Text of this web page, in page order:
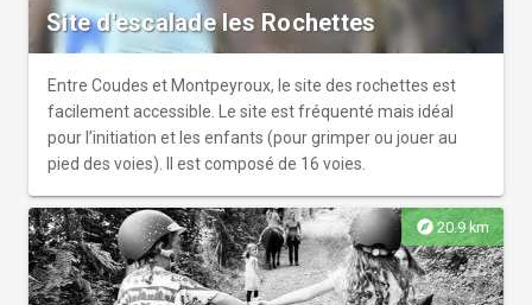
Site d'escalade les Rochettes
Entre Coudes et Montpeyroux, le site des rochettes est
facilement accessible. Le site est fréquenté mais idéal
pour l’initiation et les enfants (pour grimper ou jouer au
pied des voies). Il est composé de 16 voies.
explore 20.9 km